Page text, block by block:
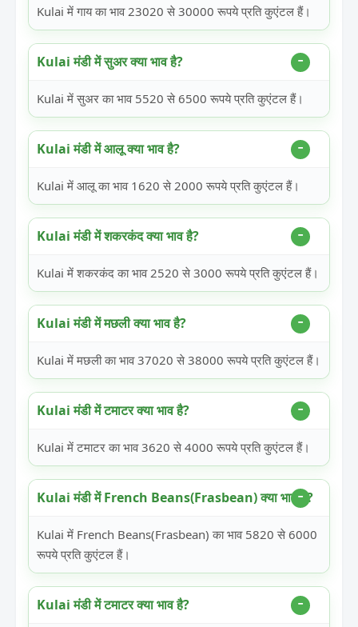
Kulai में गाय का भाव 23020 से 30000 रूपये प्रति कुएंटल हैं।
Kulai मंडी में सुअर क्या भाव है?
Kulai में सुअर का भाव 5520 से 6500 रूपये प्रति कुएंटल हैं।
Kulai मंडी में आलू क्या भाव है?
Kulai में आलू का भाव 1620 से 2000 रूपये प्रति कुएंटल हैं।
Kulai मंडी में शकरकंद क्या भाव है?
Kulai में शकरकंद का भाव 2520 से 3000 रूपये प्रति कुएंटल हैं।
Kulai मंडी में मछली क्या भाव है?
Kulai में मछली का भाव 37020 से 38000 रूपये प्रति कुएंटल हैं।
Kulai मंडी में टमाटर क्या भाव है?
Kulai में टमाटर का भाव 3620 से 4000 रूपये प्रति कुएंटल हैं।
Kulai मंडी में French Beans(Frasbean) क्या भाव है?
Kulai में French Beans(Frasbean) का भाव 5820 से 6000
रूपये प्रति कुएंटल हैं।
Kulai मंडी में टमाटर क्या भाव है?